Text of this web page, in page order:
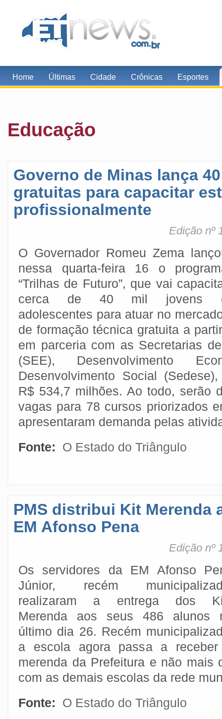
Home Últimas Cidade Crônicas Esportes
Educação
Governo de Minas lança
gratuitas para capacitar
profissionalmente
Edição nº
O Governador Romeu Zema
nessa quarta-feira 16 o
“Trilhas de Futuro”, que vai
cerca de 40 mil jovens
adolescentes para atuar no
de formação técnica gratuita a
em parceria com as Secretarias
(SEE), Desenvolvimento
Desenvolvimento Social
R$ 534,7 milhões. Ao todo, serão
vagas para 78 cursos priorizados
apresentaram demanda pelas
Fonte:
O Estado do Triângulo
PMS distribui Kit Merenda
EM Afonso Pena
Edição nº
Os servidores da EM Afonso
Júnior, recém
realizaram a entrega dos
Merenda aos seus 486 alunos
último dia 26. Recém
a escola agora passa a
merenda da Prefeitura e não mais
com as demais escolas da rede
Fonte:
O Estado do Triângulo